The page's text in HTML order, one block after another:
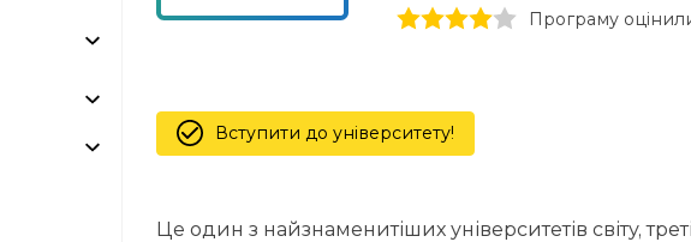
5 stars
4 stars
3 stars
2 stars
1 stars Програму
Вступити до університету!
Це один з найзнаменитіших університетів світу,